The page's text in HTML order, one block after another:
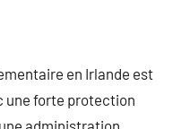
en Irlande est
une forte protection
administration